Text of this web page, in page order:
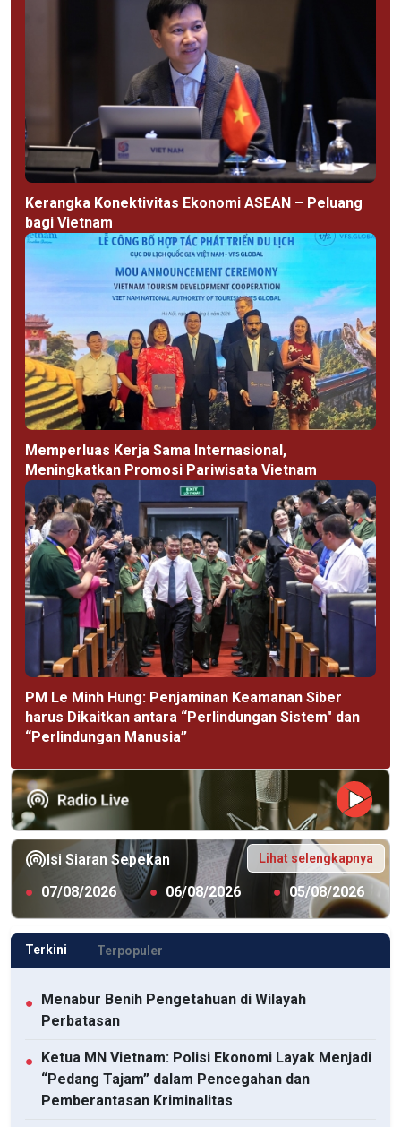
Kerangka Konektivitas Ekonomi ASEAN – Peluang
bagi Vietnam
Memperluas Kerja Sama Internasional,
Meningkatkan Promosi Pariwisata Vietnam
PM Le Minh Hung: Penjaminan Keamanan Siber
harus Dikaitkan antara “Perlindungan Sistem" dan
“Perlindungan Manusia”
Isi Siaran Sepekan Lihat selengkapnya
● 07/08/2026 ● 06/08/2026 ● 05/08/2026
Terkini Terpopuler
● Menabur Benih Pengetahuan di Wilayah
Perbatasan
● Ketua MN Vietnam: Polisi Ekonomi Layak Menjadi
“Pedang Tajam” dalam Pencegahan dan
Pemberantasan Kriminalitas